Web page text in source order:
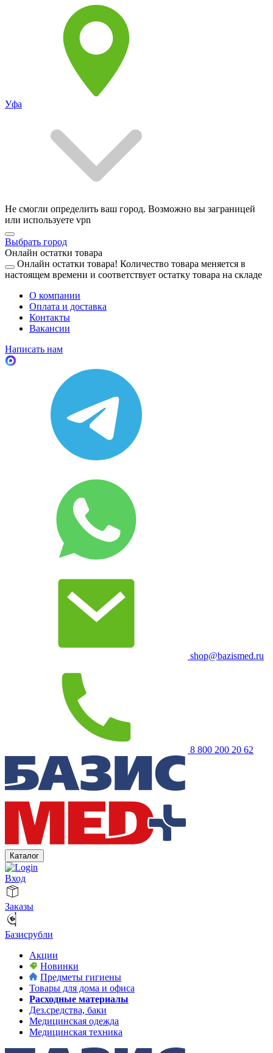
Уфа
Не смогли определить ваш город. Возможно вы заграницей
или используете vpn
Выбрать город
Онлайн остатки товара
Онлайн остатки товара! Количество товара меняется в
настоящем времени и соответствует остатку товара на складе
О компании
Оплата и доставка
Контакты
Вакансии
Написать нам
shop@bazismed.ru
8 800 200 20 62
Каталог
Вход
Заказы
Базисрубли
Акции
Новинки
Предметы гигиены
Товары для дома и офиса
Расходные материалы
Дез.средства, баки
Медицинская одежда
Медицинская техника